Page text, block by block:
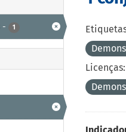
- 1
Licenças: